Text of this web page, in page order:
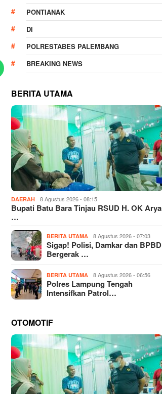
PONTIANAK
DI
POLRESTABES PALEMBANG
BREAKING NEWS
BERITA UTAMA
DAERAH 8 Agustus 2026 - 08:15
Bupati Batu Bara Tinjau RSUD H. OK Arya
…
BERITA UTAMA 8 Agustus 2026 - 07:03
Sigap! Polisi, Damkar dan BPBD
Bergerak …
BERITA UTAMA 8 Agustus 2026 - 06:56
Polres Lampung Tengah
Intensifkan Patrol…
OTOMOTIF